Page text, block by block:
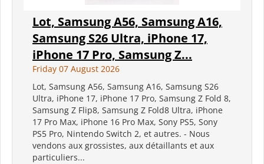
Lot, Samsung A56, Samsung A16,
Samsung S26 Ultra, iPhone 17,
iPhone 17 Pro, Samsung Z...
Friday 07 August 2026
Lot, Samsung A56, Samsung A16, Samsung S26
Ultra, iPhone 17, iPhone 17 Pro, Samsung Z Fold 8,
Samsung Z Flip8, Samsung Z Fold8 Ultra, iPhone
17 Pro Max, iPhone 16 Pro Max, Sony PS5, Sony
PS5 Pro, Nintendo Switch 2, et autres. - Nous
vendons aux grossistes, aux détaillants et aux
particuliers...